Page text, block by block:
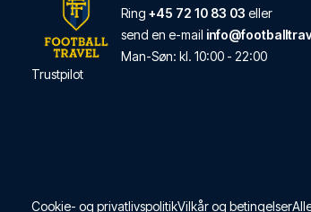
Ring +45 72 10 83 03 eller
send en e-mail
Man-Søn: kl. 10:00 - 22:00
Trustpilot
Cookie- og privatlivspolitikVilkår og betingelser